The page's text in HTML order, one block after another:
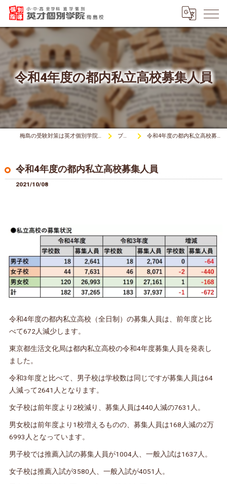
令和4年度の都内私立高校募集人員
梅島の受験対策は英才個別学院梅島校 ブログ 令和4年度の都内私立高校募集人員
令和4年度の都内私立高校募集人員
2021/10/08
令和4年度の都内私立高校（全日制）の募集人員は、前年度と比
べて672人減少します。
東京都生活文化局は都内私立高校の令和4年度募集人員を発表し
ました。
令和3年度と比べて、男子校は学校数は同じですが募集人員は64
人減って2641人となります。
女子校は前年度より2校減り、募集人員は440人減の7631人。
男女校は前年度より1校増えるものの、募集人員は168人減の2万
6993人となっています。
男子校では推薦入試の募集人員が1004人、一般入試は1637人。
女子校は推薦入試が3580人、一般入試が4051人。